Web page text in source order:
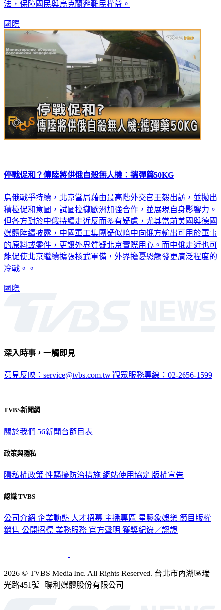
法，保障國民與烏克蘭避難民權益。
國際
停戰促和？傳陸將供俄自殺無人機：攜彈藥50KG
烏俄戰爭持續，北京當局藉由最高階外交官王毅出訪，並拋出
積極促和意圖，試圖拉攏歐洲加強合作，並展現自身影響力。
但各方對於中俄持續走近反而多有疑慮，尤其當前美國與德國
媒體陸續披露，中國軍工集團疑似暗中向俄方輸出可用於軍事
的原料或零件，更讓外界質疑北京實際用心。而中俄走近也可
能促使北京繼續擴張核武軍備，外界擔憂恐觸發更廣泛程度的
冷戰。。
國際
深入時事，一觸即見
意見反映：service@tvbs.com.tw 觀眾服務專線：02-2656-1599
TVBS新聞網
關於我們 56新聞台節目表
政策與隱私
隱私權政策 性騷擾防治措施 網站使用協定 版權宣告
認識 TVBS
公司介紹 企業動態 人才招募 主播專區 星藝象娛樂 節目版權
銷售 公開招標 業務服務 官方聲明 獲獎紀錄／認證
2026 © TVBS Media Inc. All Rights Reserved. 台北市內湖區瑞
光路451號 | 聯利媒體股份有限公司